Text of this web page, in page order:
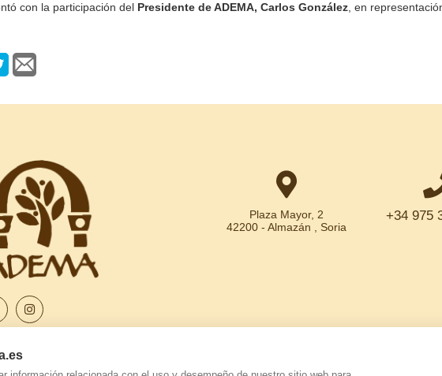
con la participación del Presidente de ADEMA, Carlos González, en
Plaza Mayor, 2
42200 - Almazán , Soria
+34 975